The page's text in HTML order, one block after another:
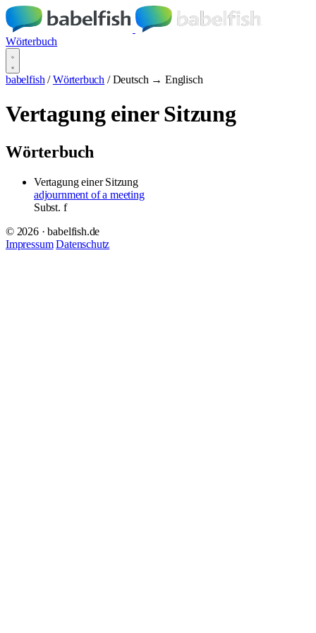
Wörterbuch
babelfish / Wörterbuch / Deutsch → Englisch
Vertagung einer Sitzung
Wörterbuch
Vertagung einer Sitzung
adjournment of a meeting
Subst. f
© 2026 · babelfish.de
Impressum Datenschutz